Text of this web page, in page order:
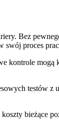
Bez
swój proces
kontrole
testów
koszty bieżące